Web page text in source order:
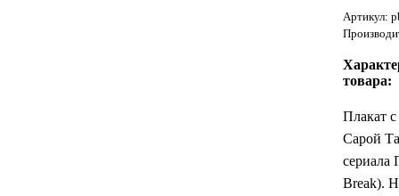
Артикул:
товара:
Плакат
Сарой
сериала
Break).